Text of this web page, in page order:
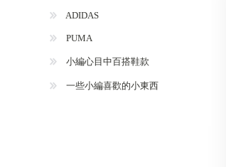
ADIDAS
PUMA
小編心目中百搭鞋款
一些小編喜歡的小東西